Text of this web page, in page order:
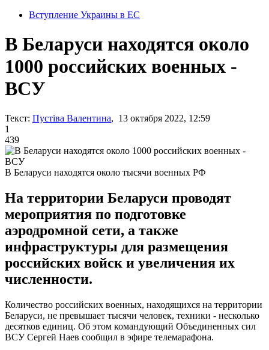
Вступление Украины в ЕС
В Беларуси находятся около
1000 российских военных -
ВСУ
Текст: Пустіва Валентина, 13 октября 2022, 12:59
1
439
В Беларуси находятся около тысячи военных РФ
На территории Беларуси проводят
мероприятия по подготовке
аэродромной сети, а также
инфраструктуры для размещения
российских войск и увеличения их
численности.
Количество российских военных, находящихся на территории
Беларуси, не превышает тысячи человек, техники - несколько
десятков единиц. Об этом командующий Объединенных сил
ВСУ Сергей Наев сообщил в эфире телемарафона.